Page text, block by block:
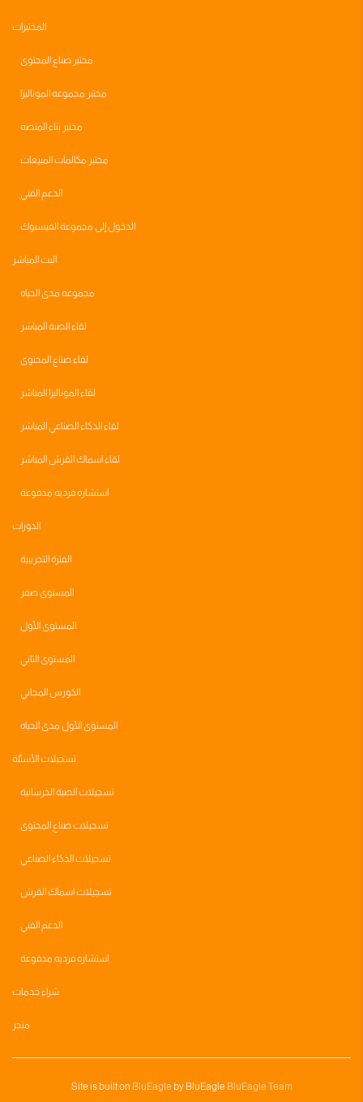
المختبرات
مختبر صناع المحتوى
مختبر مجموعه الموناليزا
مختبر بناء المنصه
مختبر مكالمات المبيعات
الدعم الفني
الدخول إلى مجموعة الفيسبوك
البث المباشر
مجموعه مدى الحياه
لقاء الصبة المباشر
لقاء صناع المحتوى
لقاء الموناليزا المباشر
لقاء الذكاء الصناعي المباشر
لقاء اسماك القرش المباشر
استشاره فرديه مدفوعة
الدورات
الفترة التجريبية
المستوى صفر
المستوى الأول
المستوى الثاني
الكورس المجاني
المستوى الأول مدى الحياه
تسجيلات الأسئلة
تسجيلات الصبة الخرسانية
تسجيلات صناع المحتوى
تسجيلات الذكاء الصناعي
تسجيلات اسماك القرش
الدعم الفني
استشاره فرديه مدفوعة
شراء خدمات
متجر
Site is built on BluEagle by BluEagle BluEagle Team